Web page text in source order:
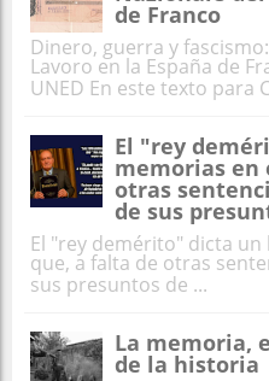
de Franco
Dinero, guerra y
Lavoro en la España de
UNED En este texto para
El "rey
memorias en
otras
de sus
El "rey demérito" dicta
que, a falta de otras
sus presuntos de ...
La memoria,
de la historia